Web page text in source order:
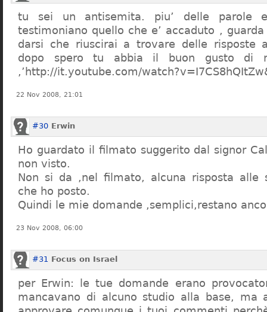
tu sei un antisemita. piu’ delle parole
testimoniano quello che e’ accaduto , guarda
darsi che riuscirai a trovare delle risposte
dopo spero tu abbia il buon gusto di
,’http://it.youtube.com/
22 Nov 2008, 21:01
#30 Erwin
Ho guardato il filmato suggerito dal signor
non visto.
Non si da ,nel filmato, alcuna risposta alle
che ho posto.
Quindi le mie domande ,semplici,restano
23 Nov 2008, 06:00
#31 Focus on Israel
per Erwin: le tue domande erano
mancavano di alcuno studio alla base, ma